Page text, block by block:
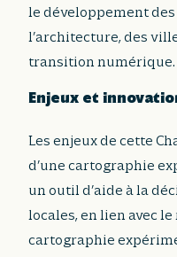
le développement
l’architecture, des
transition numérique.
Enjeux et
Les enjeux de cette
d’une cartographie
un outil d’aide à la
locales, en lien avec
cartographie